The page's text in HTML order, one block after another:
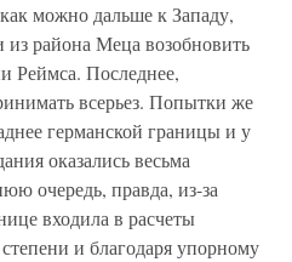
можно дальше к Западу,
района Меца возобновить
Реймса. Последнее,
всерьез. Попытки же
германской границы и у
оказались весьма
очередь, правда, из-за
входила в расчеты
и благодаря упорному